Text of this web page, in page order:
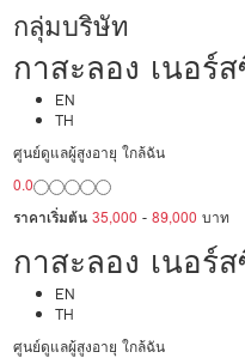
กลุ่มบริษัท
กาสะลอง เนอร์
ราษฎร์
EN
TH
ศูนย์ดูแลผู้สูงอายุ ใกล้ฉัน
0.0
ราคาเริ่มต้น 35,000 -89,000 บาท
กาสะลอง เนอร์
สาธุประดิษฐ์
EN
TH
ศูนย์ดูแลผู้สูงอายุ ใกล้ฉัน